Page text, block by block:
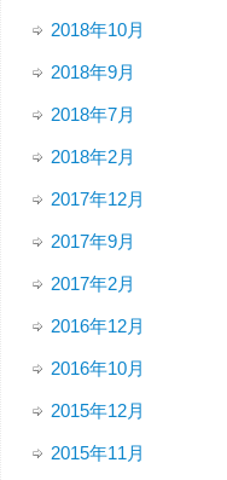
2018年10月
2018年9月
2018年7月
2018年2月
2017年12月
2017年9月
2017年2月
2016年12月
2016年10月
2015年12月
2015年11月